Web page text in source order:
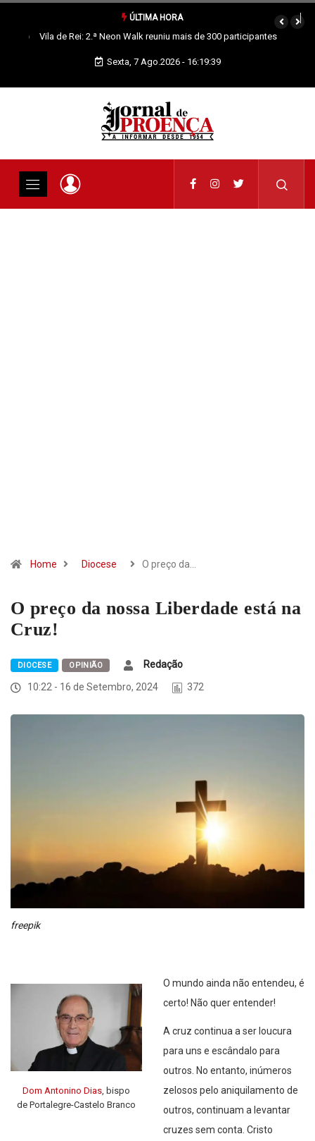
ÚLTIMA HORA
Vila de Rei: 2.ª Neon Walk reuniu mais de 300 participantes
Sexta, 7 Ago.2026 - 16:19:40
Home Diocese O preço da…
O preço da nossa Liberdade está na
Cruz!
DIOCESE OPINIÃO
Redação
10:22 - 16 de Setembro, 2024
372
freepik
Dom Antonino Dias, bispo
de Portalegre-Castelo Branco
O mundo ainda não entendeu, é
certo! Não quer entender!
A cruz continua a ser loucura
para uns e escândalo para
outros. No entanto, inúmeros
zelosos pelo aniquilamento de
outros, continuam a levantar
cruzes sem conta. Cristo